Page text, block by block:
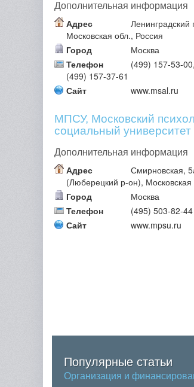
Дополнительная информация
Адрес
Ленинградский
Московская обл., Россия
Город
Москва
Телефон
(499) 157-53-
(499) 157-37-61
Сайт
www.msal.ru
МПСУ, Московский
социальный университет
Дополнительная информация
Адрес
Смирновская,
(Люберецкий р-он), Московская
Город
Москва
Телефон
(495) 503-82-44
Сайт
www.mpsu.ru
Популярные статьи
Организация и